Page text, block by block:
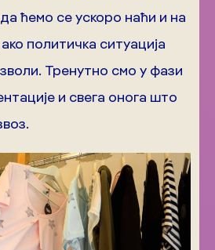
да ћемо се ускоро наћи и на
политичка ситуација
Тренутно смо у фази
и свега онога што